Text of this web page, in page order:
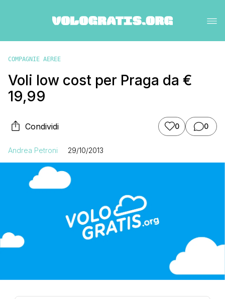
COMPAGNIE AEREE
Voli low cost per Praga da €
19,99
Condividi 0 0
Andrea Petroni 29/10/2013